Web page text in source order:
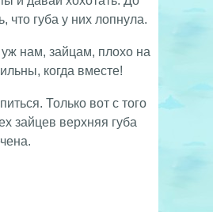
что губа у них лопнула.
нам, зайцам, плохо на
когда вместе!
Только вот с того
зайцев верхняя губа